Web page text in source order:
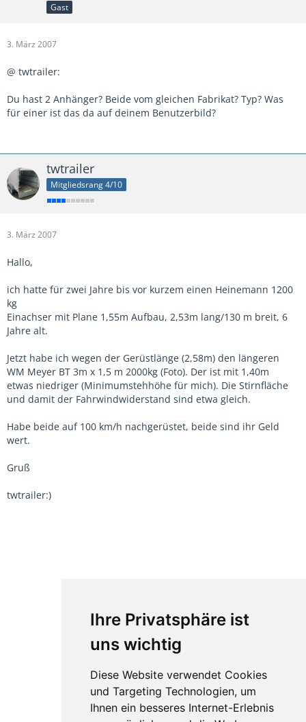
Ihre Privatsphäre ist
uns wichtig
Diese Website verwendet Cookies
und Targeting Technologien, um
Ihnen ein besseres Internet-Erlebnis
Gast
3. März 2007
@ twtrailer:
Du hast 2 Anhänger? Beide vom gleichen Fabrikat? Typ? Was
für einer ist das da auf deinem Benutzerbild?
twtrailer
Mitgliedsrang 4/10
3. März 2007
Hallo,
ich hatte für zwei Jahre bis vor kurzem einen Heinemann 1200
kg
Einachser mit Plane 1,55m Aufbau, 2,53m lang/130 m breit, 6
Jahre alt.
Jetzt habe ich wegen der Gerüstlänge (2,58m) den längeren
WM Meyer BT 3m x 1,5 m 2000kg (Foto). Der ist mit 1,40m
etwas niedriger (Minimumstehhöhe für mich). Die Stirnfläche
und damit der Fahrwindwiderstand sind etwa gleich.
Habe beide auf 100 km/h nachgerüstet, beide sind ihr Geld
wert.
Gruß
twtrailer:)